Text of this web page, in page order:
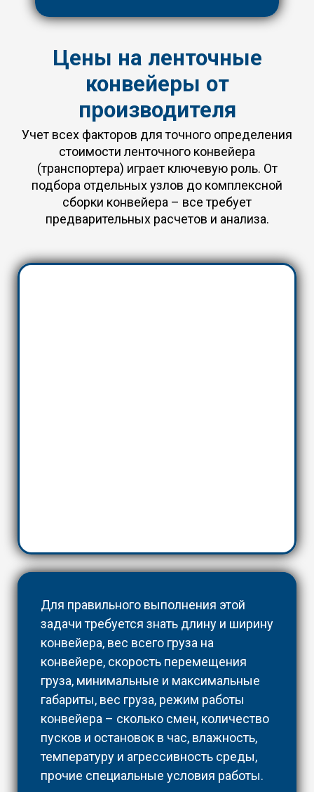
Цены на ленточные
конвейеры от
производителя
Учет всех факторов для точного определения
стоимости ленточного конвейера
(транспортера) играет ключевую роль. От
подбора отдельных узлов до комплексной
сборки конвейера – все требует
предварительных расчетов и анализа.
Для правильного выполнения этой
задачи требуется знать длину и ширину
конвейера, вес всего груза на
конвейере, скорость перемещения
груза, минимальные и максимальные
габариты, вес груза, режим работы
конвейера – сколько смен, количество
пусков и остановок в час, влажность,
температуру и агрессивность среды,
прочие специальные условия работы.